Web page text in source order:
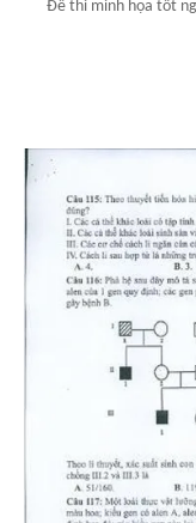
Đề thi minh họa tốt